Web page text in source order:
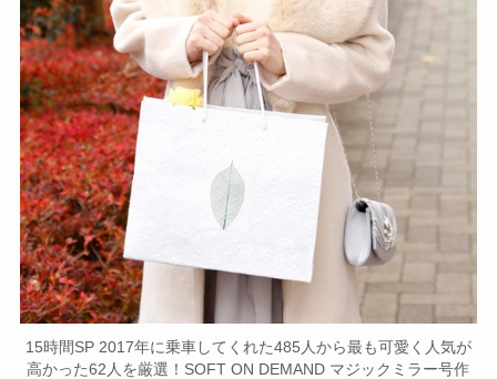
15時間SP 2017年に乗車してくれた485人から最も可愛く人気が
高かった62人を厳選！SOFT ON DEMAND マジックミラー号作